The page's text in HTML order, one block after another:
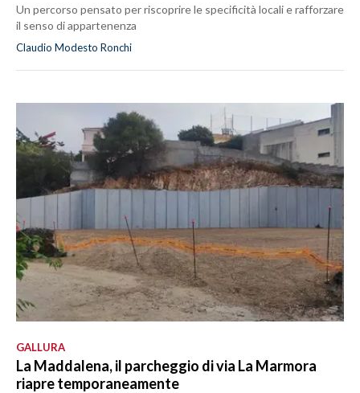
Un percorso pensato per riscoprire le specificità locali e rafforzare
il senso di appartenenza
Claudio Modesto Ronchi
GALLURA
La Maddalena, il parcheggio di via La Marmora
riapre temporaneamente